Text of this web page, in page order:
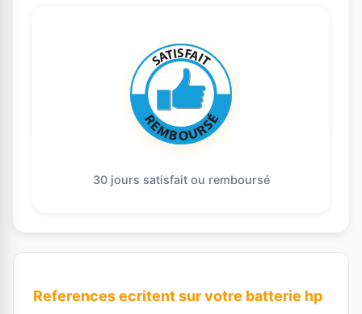
30 jours satisfait ou remboursé
References ecritent sur votre batterie hp